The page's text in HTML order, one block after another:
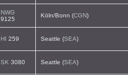
NWG
9125
Köln/Bonn (CGN)
HI 259 Seattle (SEA)
SK 3080 Seattle (SEA)